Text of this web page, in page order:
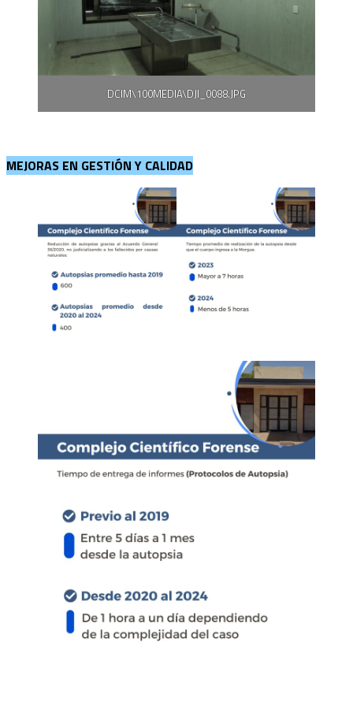
DCIM\100MEDIA\DJI_0088.JPG
MEJORAS EN GESTIÓN Y CALIDAD